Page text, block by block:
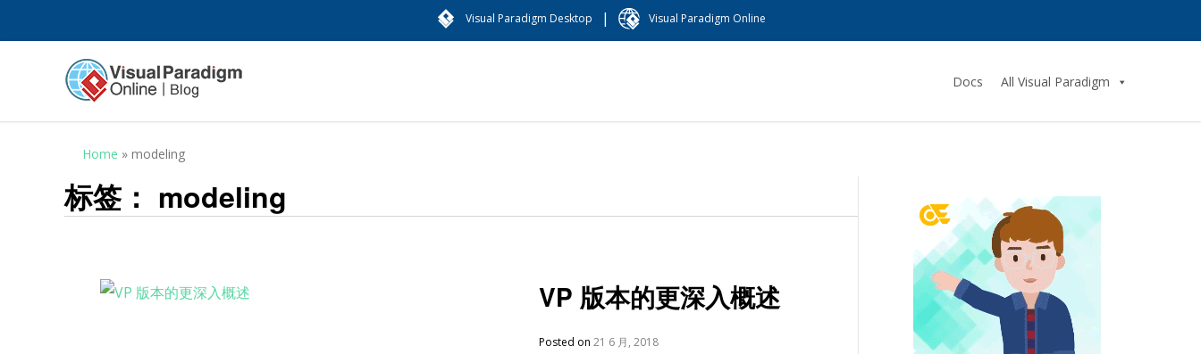
Visual Paradigm Desktop | Visual Paradigm Online
Docs All Visual Paradigm
Home » modeling
标签： modeling
VP 版本的更深入概述
Posted on21 6 月, 2018